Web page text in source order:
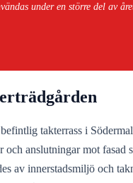
under en större del av
takterrass i
anslutningar mot
av innerstadsmiljö och